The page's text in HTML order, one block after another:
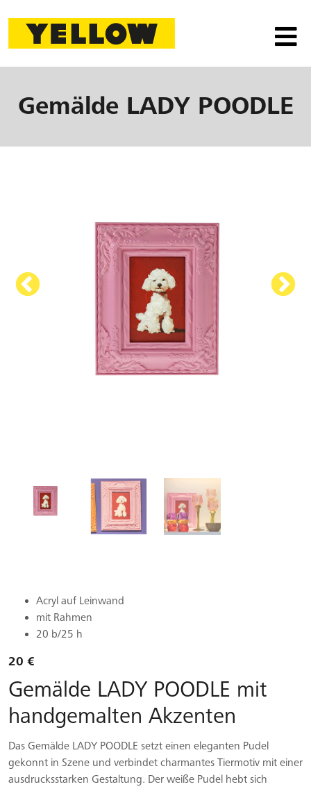
Gemälde LADY POODLE
Acryl auf Leinwand
mit Rahmen
20 b/25 h
20 €
Gemälde LADY POODLE mit
handgemalten Akzenten
Das Gemälde LADY POODLE setzt einen eleganten Pudel
gekonnt in Szene und verbindet charmantes Tiermotiv mit einer
ausdrucksstarken Gestaltung. Der weiße Pudel hebt sich